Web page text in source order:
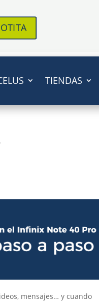
TIENDAS
mensajes… y cuando